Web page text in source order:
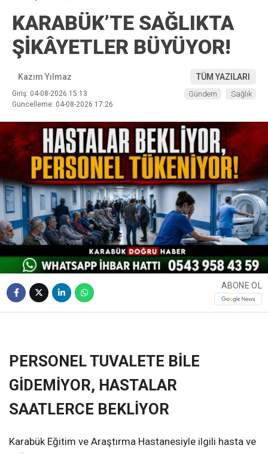
KARABÜK’TE SAĞLIKTA
ŞİKÂYETLER BÜYÜYOR!
Kazım Yılmaz TÜM YAZILARI
Giriş: 04-08-2026 15:13
Güncelleme: 04-08-2026 17:26
Gündem Sağlık
ABONE OL
PERSONEL TUVALETE BİLE
GİDEMİYOR, HASTALAR
SAATLERCE BEKLİYOR
Karabük Eğitim ve Araştırma Hastanesiyle ilgili hasta ve